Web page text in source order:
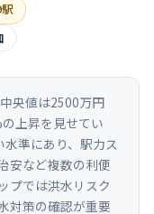
駅
央値は2500万円
上昇を見せてい
準にあり、駅力ス
安など複数の利便
プでは洪水リスク
対策の確認が重要